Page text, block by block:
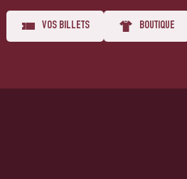
VOS BILLETS BOUTIQUE